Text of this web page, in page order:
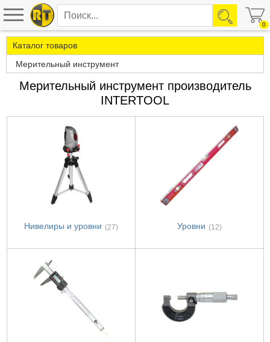
0
Каталог товаров
Мерительный инструмент
Мерительный инструмент производитель
INTERTOOL
Нивелиры и уровни (27) Уровни (12)